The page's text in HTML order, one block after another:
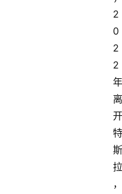
2
0
2
2
年
离
开
特
斯
拉
，